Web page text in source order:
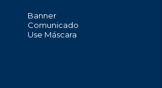
Banner
Comunicado
Use Máscara